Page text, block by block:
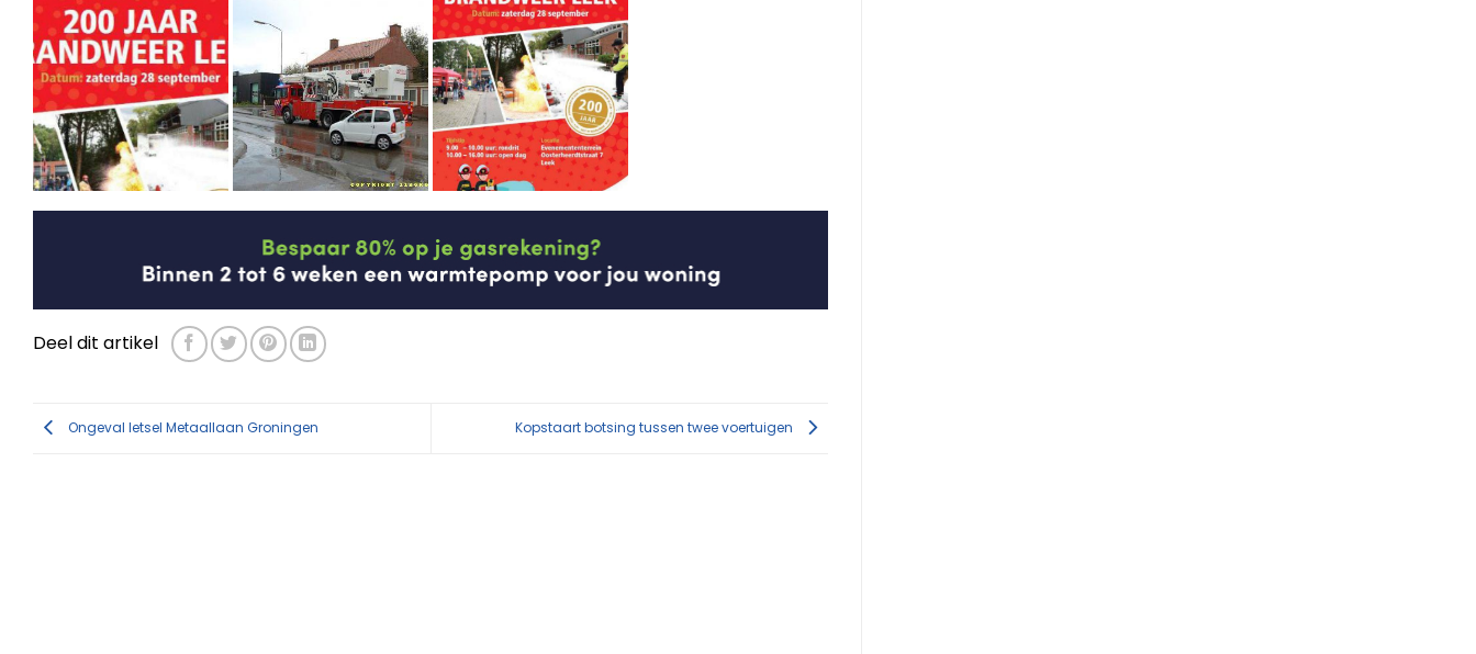
Deel dit artikel
Ongeval letsel Metaallaan Groningen Kopstaart botsing tussen twee voertuigen